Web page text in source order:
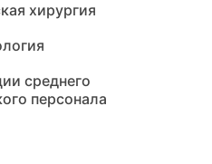
хирургия
среднего
персонала